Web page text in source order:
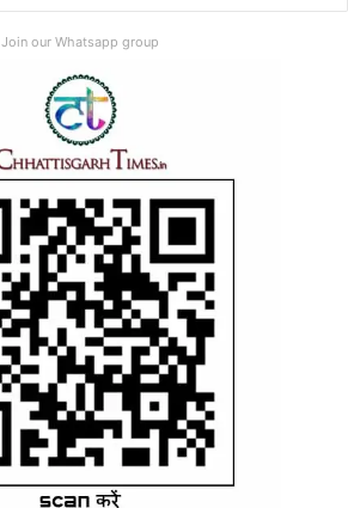
Join our Whatsapp group